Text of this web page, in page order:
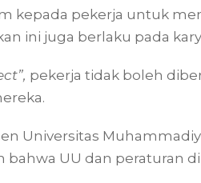
kepada pekerja untuk
ini juga berlaku pada
pekerja tidak boleh
Universitas
bahwa UU dan peraturan